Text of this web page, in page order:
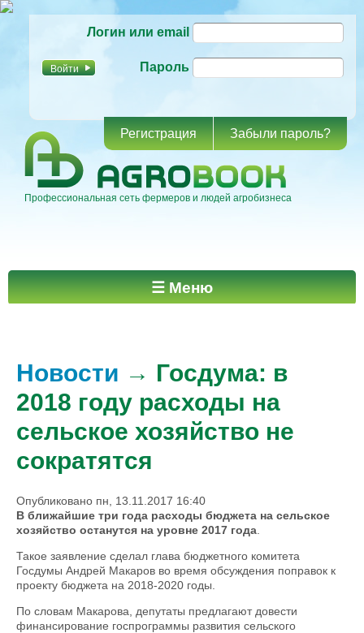
основному
Логин или email
Пароль
Регистрация Забыли пароль?
Профессиональная сеть фермеров и людей агробизнеса
Главное меню ☰ Меню
Новости → Госдума: в
2018 году расходы на
сельское хозяйство не
сократятся
Опубликовано пн, 13.11.2017 16:40
В ближайшие три года расходы бюджета на сельское
хозяйство останутся на уровне 2017 года
Такое заявление сделал глава бюджетного комитета
Госдумы Андрей Макаров во время обсуждения поправок к
проекту бюджета на 2018-2020 годы.
По словам Макарова, депутаты предлагают довести
финансирование госпрограммы развития сельского